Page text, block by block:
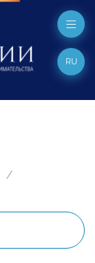
RU